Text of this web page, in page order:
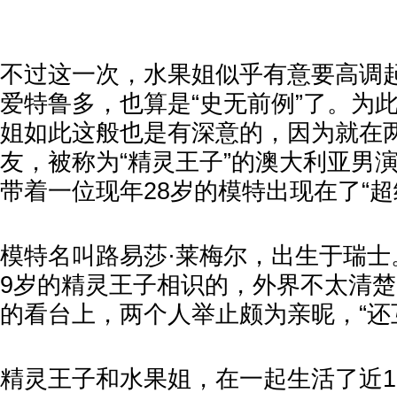
不过这一次，水果姐似乎有意要高调
爱特鲁多，也算是“史无前例”了。为
姐如此这般也是有深意的，因为就在
友，被称为“精灵王子”的澳大利亚男
带着一位现年28岁的模特出现在了“
模特名叫路易莎·莱梅尔，出生于瑞
9岁的精灵王子相识的，外界不太清
的看台上，两个人举止颇为亲昵，“
精灵王子和水果姐，在一起生活了近